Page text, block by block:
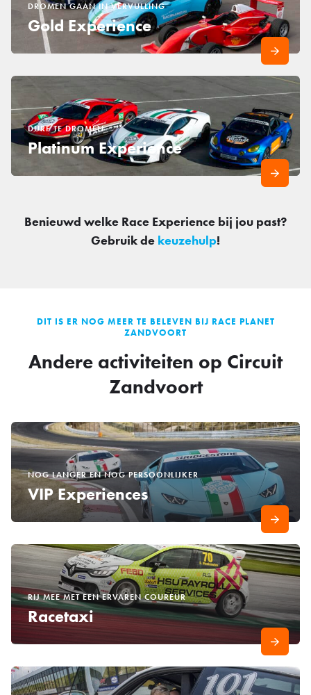
DROMEN GAAN IN VERVULLING
Gold Experience
DURF TE DROMEN
Platinum Experience
Benieuwd welke Race Experience bij jou past?
Gebruik de keuzehulp!
DIT IS ER NOG MEER TE BELEVEN BIJ RACE PLANET
ZANDVOORT
Andere activiteiten op Circuit
Zandvoort
NOG LANGER EN NOG PERSOONLIJKER
VIP Experiences
RIJ MEE MET EEN ERVAREN COUREUR
Racetaxi